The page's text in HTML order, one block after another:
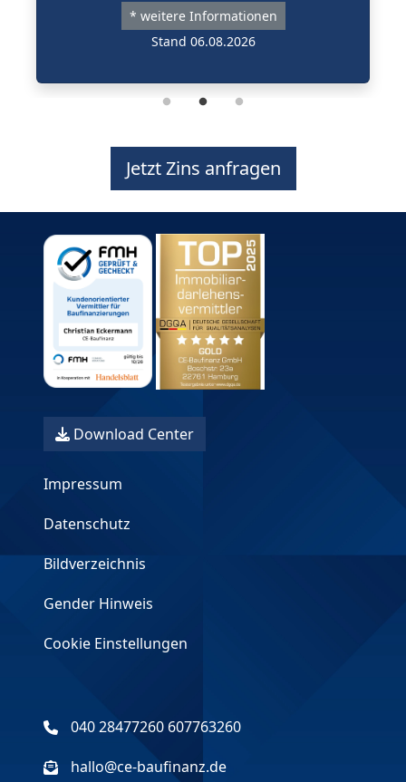
* weitere Informationen
Stand 06.08.2026
Jetzt Zins anfragen
Download Center
Impressum
Datenschutz
Bildverzeichnis
Gender Hinweis
Cookie Einstellungen
040 28477260 607763260
hallo@ce-baufinanz.de